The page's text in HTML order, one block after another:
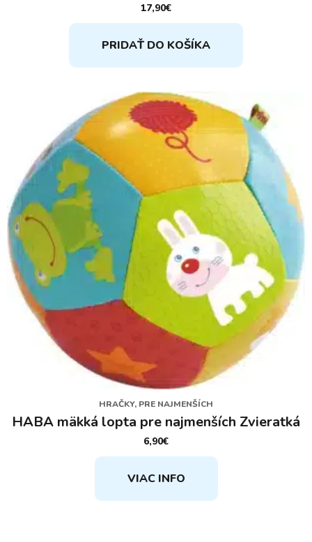
17,90€
PRIDAŤ DO KOŠÍKA
HRAČKY, PRE NAJMENŠÍCH
HABA mäkká lopta pre najmenších Zvieratká
6,90€
VIAC INFO